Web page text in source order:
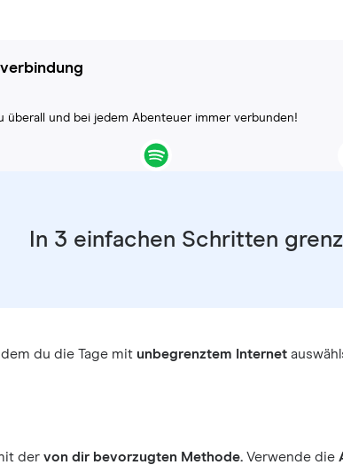
überall und bei jedem Abenteuer immer verbunden!
In 3 einfachen Schritten
du die Tage mit unbegrenztem Internet
dervon dir bevorzugten Methode. Verwende die